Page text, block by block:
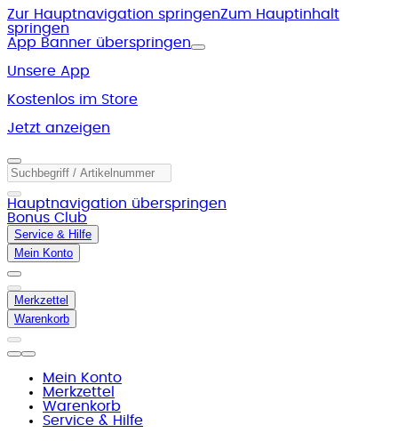
Zur Hauptnavigation springenZum Hauptinhalt
springen
App Banner überspringen
Unsere App
Kostenlos im Store
Jetzt anzeigen
Hauptnavigation überspringen
Bonus Club
Service & Hilfe
Mein Konto
Merkzettel
Warenkorb
Mein Konto
Merkzettel
Warenkorb
Service & Hilfe